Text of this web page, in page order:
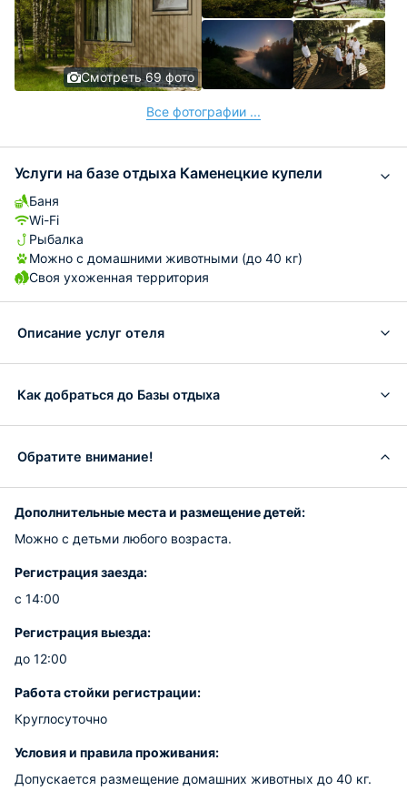
Смотреть 69 фото
Все фотографии ...
Услуги на базе отдыха Каменецкие купели
Баня
Wi-Fi
Рыбалка
Можно с домашними животными (до 40 кг)
Своя ухоженная территория
Описание услуг отеля
Как добраться до Базы отдыха
Обратите внимание!
Дополнительные места и размещение детей:
Можно с детьми любого возраста.
Регистрация заезда:
с 14:00
Регистрация выезда:
до 12:00
Работа стойки регистрации:
Круглосуточно
Условия и правила проживания:
Допускается размещение домашних животных до 40 кг.